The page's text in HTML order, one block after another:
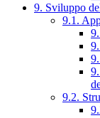
9. Sviluppo
9.1.
9.2.